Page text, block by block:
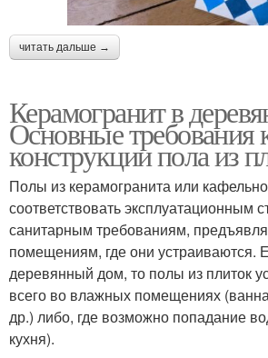
читать дальше →
Керамогранит в
Основные требования
конструкции пола из
Полы из керамогранита или
соответствовать эксплуатационным
санитарным требованиям,
помещениям, где они устраиваются.
деревянный дом, то полы из плиток
всего во влажных помещениях
др.) либо, где возможно попадание
кухня).